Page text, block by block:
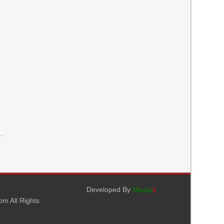
All Rights
Developed By Mediait